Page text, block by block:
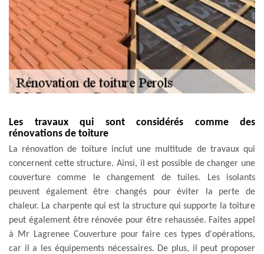
Les travaux qui sont considérés comme des
rénovations de toiture
La rénovation de toiture inclut une multitude de travaux qui
concernent cette structure. Ainsi, il est possible de changer une
couverture comme le changement de tuiles. Les isolants
peuvent également être changés pour éviter la perte de
chaleur. La charpente qui est la structure qui supporte la toiture
peut également être rénovée pour être rehaussée. Faites appel
à Mr Lagrenee Couverture pour faire ces types d'opérations,
car il a les équipements nécessaires. De plus, il peut proposer